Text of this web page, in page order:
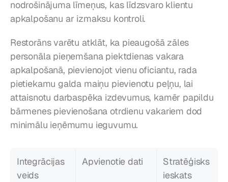
nodrošinājuma līmeņus, kas līdzsvaro klientu
apkalpošanu ar izmaksu kontroli.
Restorāns varētu atklāt, ka pieaugošā zāles
personāla pieņemšana piektdienas vakara
apkalpošanā, pievienojot vienu oficiantu, rada
pietiekamu galda maiņu pievienotu peļņu, lai
attaisnotu darbaspēka izdevumus, kamēr papildu
bārmenes pievienošana otrdienu vakariem dod
minimālu ieņēmumu ieguvumu.
Integrācijas
veids
Apvienotie dati
Stratēģisks
ieskats